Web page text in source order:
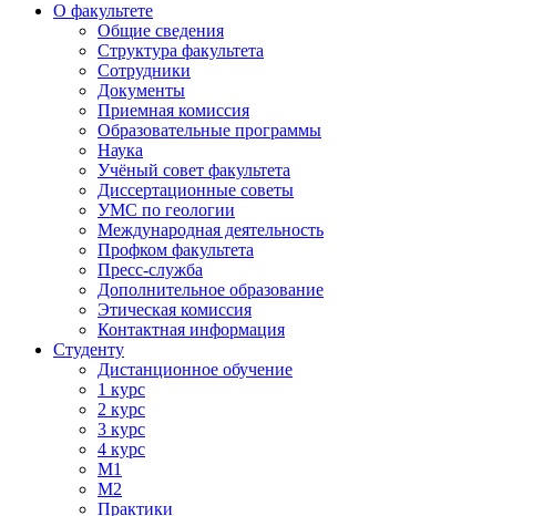
О факультете
Общие сведения
Структура факультета
Сотрудники
Документы
Приемная комиссия
Образовательные программы
Наука
Учёный совет факультета
Диссертационные советы
УМС по геологии
Международная деятельность
Профком факультета
Пресс-служба
Дополнительное образование
Этическая комиссия
Контактная информация
Студенту
Дистанционное обучение
1 курс
2 курс
3 курс
4 курс
М1
М2
Практики